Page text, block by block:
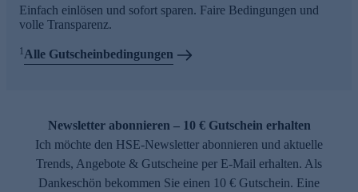
Einfach einlösen und sofort sparen. Faire Bedingungen und
volle Transparenz.
1Alle Gutscheinbedingungen
Newsletter abonnieren – 10 € Gutschein erhalten
Ich möchte den HSE-Newsletter abonnieren und aktuelle
Trends, Angebote & Gutscheine per E-Mail erhalten. Als
Dankeschön bekommen Sie einen 10 € Gutschein. Eine